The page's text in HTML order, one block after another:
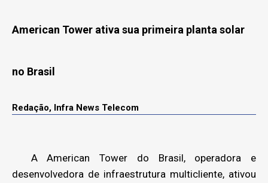
American Tower ativa sua primeira planta solar
no Brasil
Redação, Infra News Telecom
A American Tower do Brasil, operadora e
desenvolvedora de infraestrutura multicliente, ativou